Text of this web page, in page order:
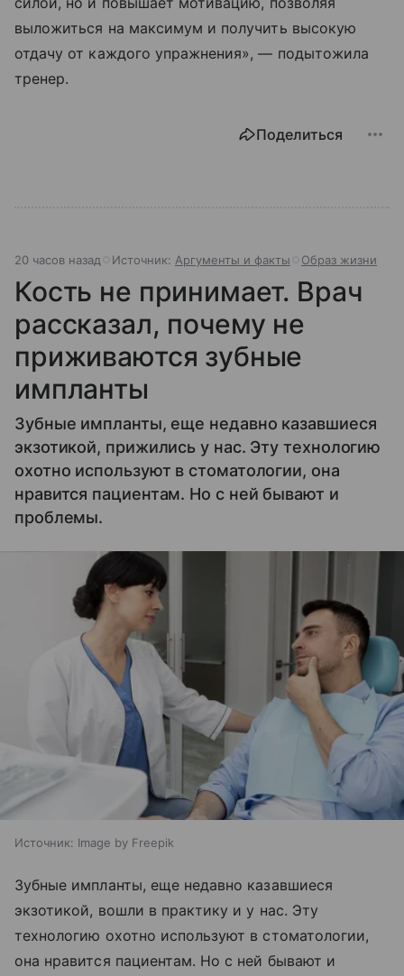
выложиться на максимум и получить высокую
отдачу от каждого упражнения», — подытожила
тренер.
Поделиться
20 часов назад Источник: Аргументы и факты Образ жизни
Кость не принимает. Врач
рассказал, почему не
приживаются зубные
импланты
Зубные импланты, еще недавно казавшиеся
экзотикой, прижились у нас. Эту технологию
охотно используют в стоматологии, она
нравится пациентам. Но с ней бывают и
проблемы.
Источник: Image by Freepik
Зубные импланты, еще недавно казавшиеся
экзотикой, вошли в практику и у нас. Эту
технологию охотно используют в стоматологии,
она нравится пациентам. Но с ней бывают и